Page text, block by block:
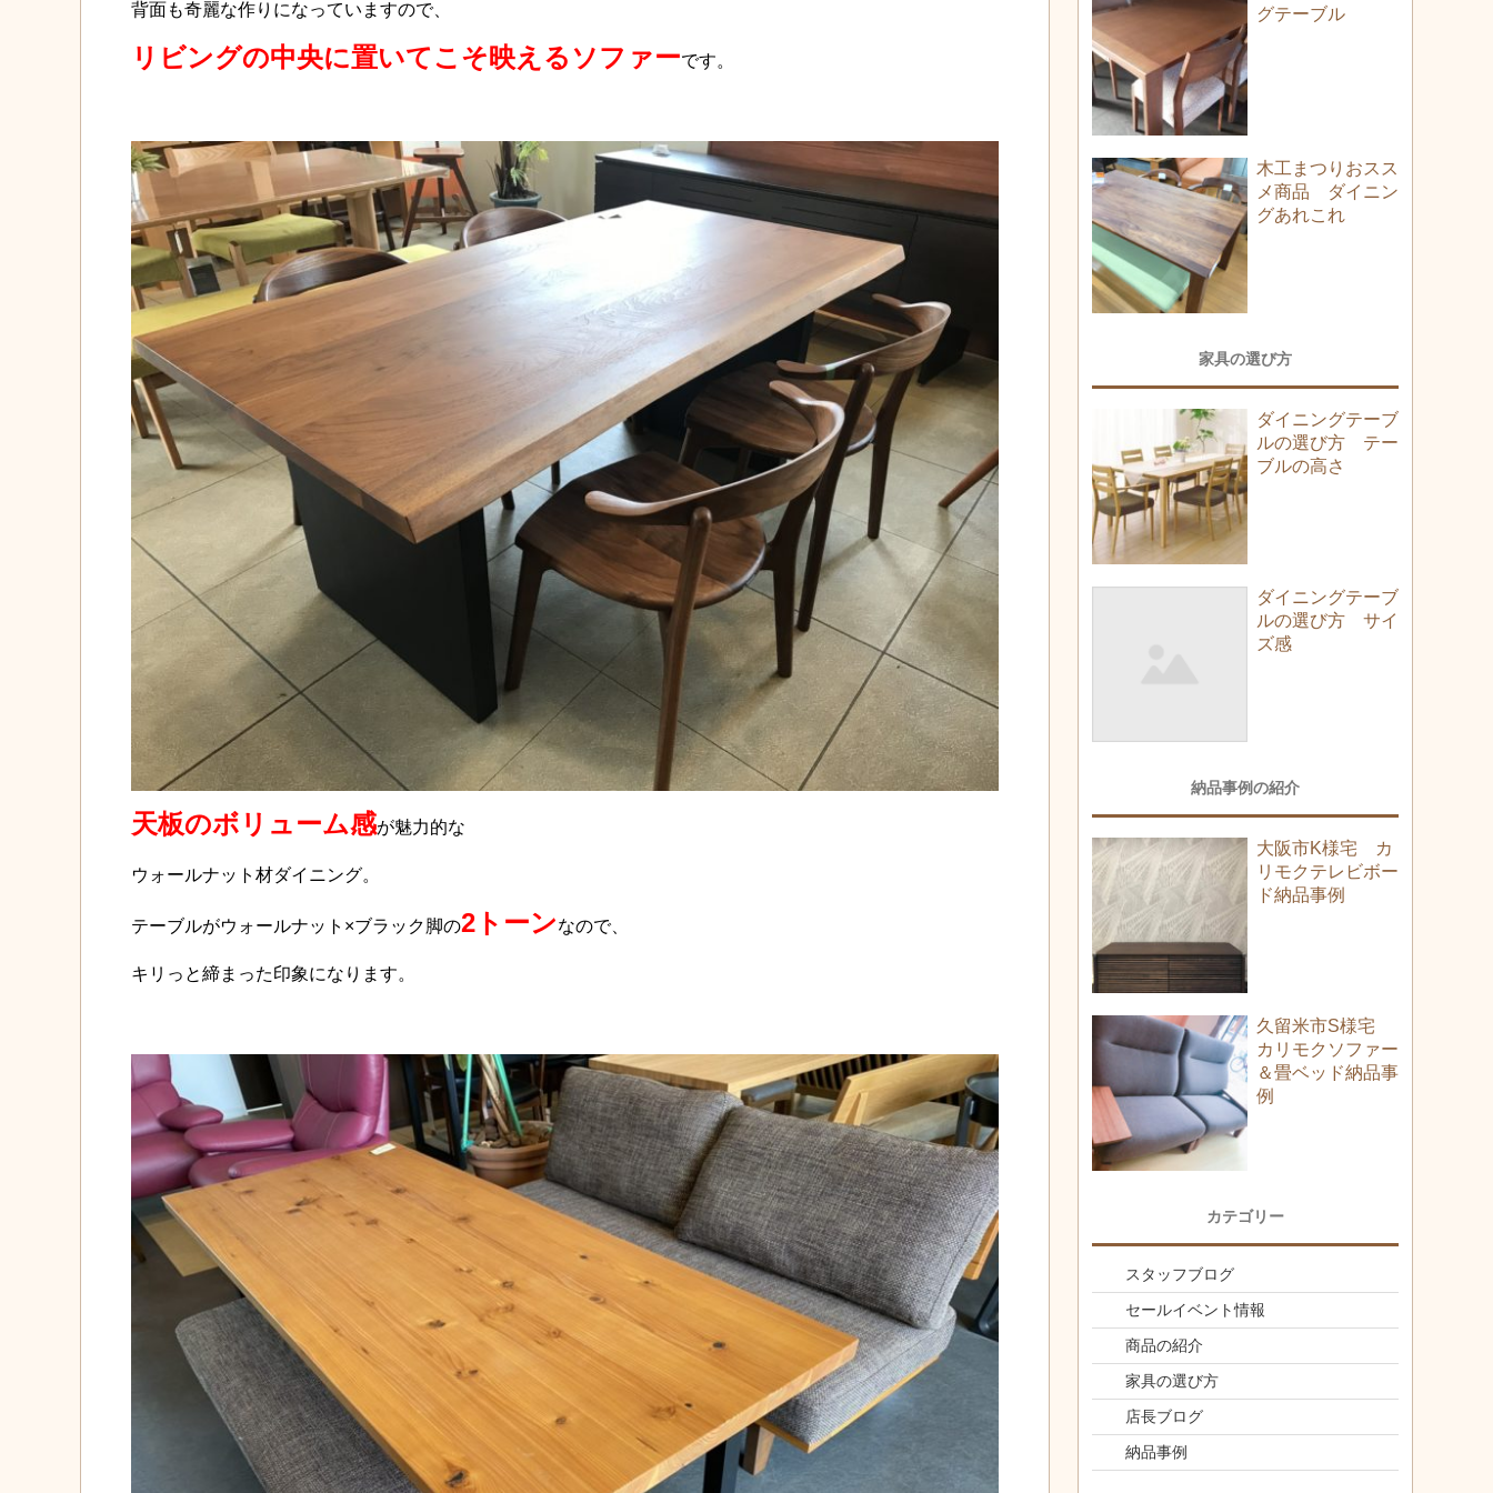
背面も奇麗な作りになっていますので、
リビングの中央に置いてこそ映えるソファーです。
天板のボリューム感が魅力的な
ウォールナット材ダイニング。
テーブルがウォールナット×ブラック脚の2トーンなので、
キリっと締まった印象になります。
グテーブル
木工まつりおスス
メ商品 ダイニン
グあれこれ
家具の選び方
ダイニングテーブ
ルの選び方 テー
ブルの高さ
ダイニングテーブ
ルの選び方 サイ
ズ感
納品事例の紹介
大阪市K様宅 カ
リモクテレビボー
ド納品事例
久留米市S様宅
カリモクソファー
＆畳ベッド納品事
例
カテゴリー
スタッフブログ
セールイベント情報
商品の紹介
家具の選び方
店長ブログ
納品事例